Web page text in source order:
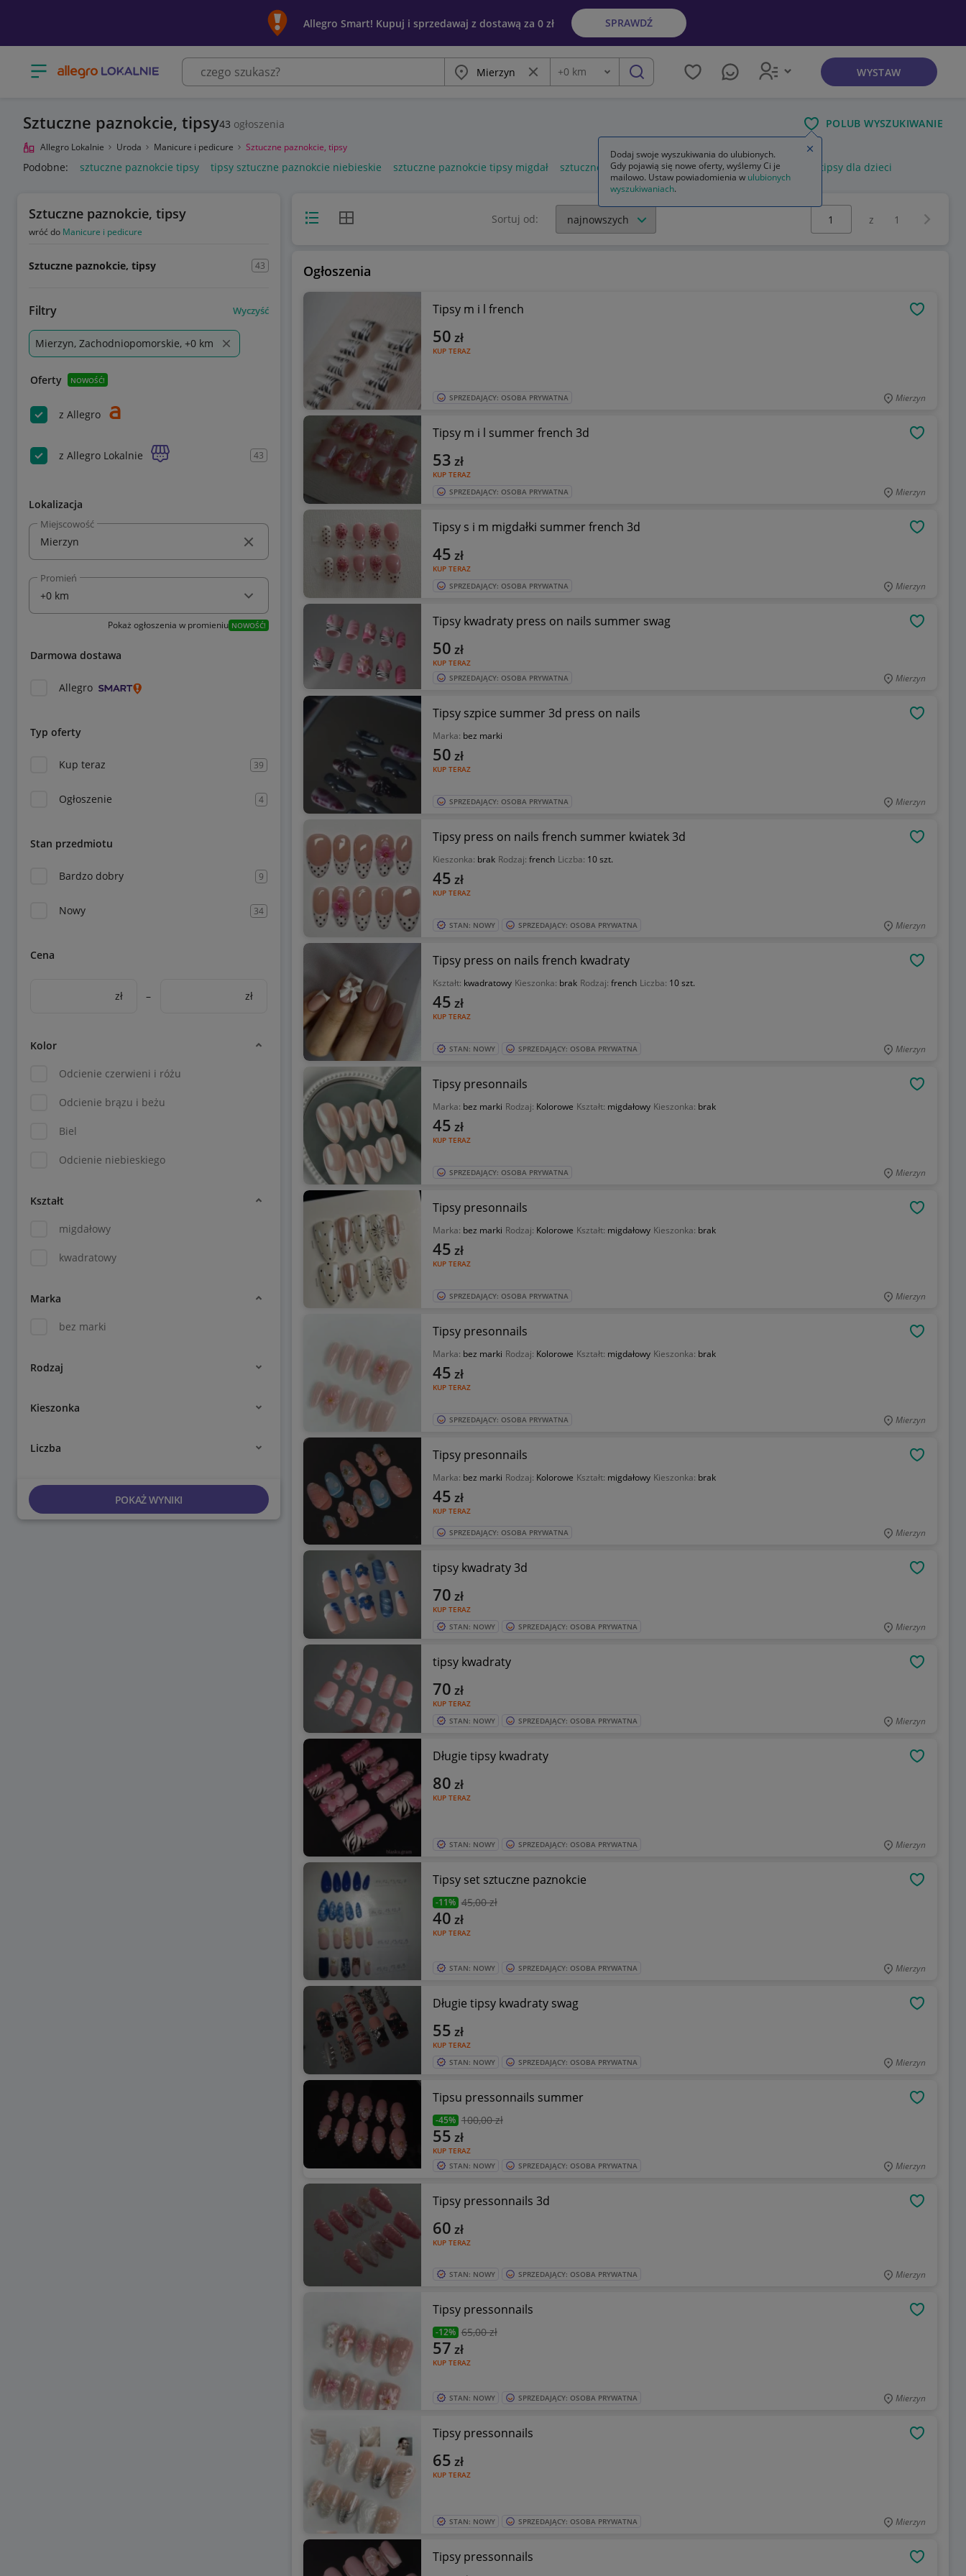
Allegro Smart! Kupuj i sprzedawaj z dostawą za 0 zł SPRAWDŹ
Otwórz menu z kategoriami Miasto Wyczyść frazę
Odległość
+0 km szukaj WYSTAW
Sztuczne paznokcie, tipsy43 ogłoszenia POLUB WYSZUKIWANIE
Allegro Lokalnie Uroda Manicure i pedicure Sztuczne paznokcie, tipsy
Podobne: sztuczne paznokcie tipsy tipsy sztuczne paznokcie niebieskie sztuczne paznokcie tipsy migdał sztuczne paznokcie tipsy długie sztuczne paznokcie tipsy dla dzieci
Sztuczne paznokcie, tipsy
wróć do Manicure i pedicure
Sztuczne paznokcie, tipsy 43
Filtry Wyczyść
Mierzyn, Zachodniopomorskie, +0 km
Oferty NOWOŚĆ!
z Allegro
z Allegro Lokalnie 43
Lokalizacja
Miejscowość
Promień
Pokaż ogłoszenia w promieniu NOWOŚĆ!
Darmowa dostawa
Allegro
Typ oferty
Kup teraz 39
Ogłoszenie 4
Stan przedmiotu
Bardzo dobry 9
Nowy 34
Cena
zł – zł
Kolor
Odcienie czerwieni i różu
Odcienie brązu i beżu
Biel
Odcienie niebieskiego
Kształt
migdałowy
kwadratowy
Marka
bez marki
Rodzaj
Kieszonka
Liczba
POKAŻ WYNIKI
Widok listyWidok siatki Sortuj od:
Wybierz stronę:
z 1
Ogłoszenia
Tipsy m i l french
KUP TERAZ
50 zł
SPRZEDAJĄCY: OSOBA PRYWATNA Mierzyn
Tipsy m i l summer french 3d
KUP TERAZ
53 zł
SPRZEDAJĄCY: OSOBA PRYWATNA Mierzyn
Tipsy s i m migdałki summer french 3d
KUP TERAZ
45 zł
SPRZEDAJĄCY: OSOBA PRYWATNA Mierzyn
Tipsy kwadraty press on nails summer swag
KUP TERAZ
50 zł
SPRZEDAJĄCY: OSOBA PRYWATNA Mierzyn
Tipsy szpice summer 3d press on nails
Marka: bez marki
KUP TERAZ
50 zł
SPRZEDAJĄCY: OSOBA PRYWATNA Mierzyn
Tipsy press on nails french summer kwiatek 3d
Kieszonka: brak Rodzaj: french Liczba: 10 szt.
KUP TERAZ
45 zł
STAN: NOWY SPRZEDAJĄCY: OSOBA PRYWATNA Mierzyn
Tipsy press on nails french kwadraty
Kształt: kwadratowy Kieszonka: brak Rodzaj: french Liczba: 10 szt.
KUP TERAZ
45 zł
STAN: NOWY SPRZEDAJĄCY: OSOBA PRYWATNA Mierzyn
Tipsy presonnails
Marka: bez marki Rodzaj: Kolorowe Kształt: migdałowy Kieszonka: brak
KUP TERAZ
45 zł
SPRZEDAJĄCY: OSOBA PRYWATNA Mierzyn
Tipsy presonnails
Marka: bez marki Rodzaj: Kolorowe Kształt: migdałowy Kieszonka: brak
KUP TERAZ
45 zł
SPRZEDAJĄCY: OSOBA PRYWATNA Mierzyn
Tipsy presonnails
Marka: bez marki Rodzaj: Kolorowe Kształt: migdałowy Kieszonka: brak
KUP TERAZ
45 zł
SPRZEDAJĄCY: OSOBA PRYWATNA Mierzyn
Tipsy presonnails
Marka: bez marki Rodzaj: Kolorowe Kształt: migdałowy Kieszonka: brak
KUP TERAZ
45 zł
SPRZEDAJĄCY: OSOBA PRYWATNA Mierzyn
tipsy kwadraty 3d
KUP TERAZ
70 zł
STAN: NOWY SPRZEDAJĄCY: OSOBA PRYWATNA Mierzyn
tipsy kwadraty
KUP TERAZ
70 zł
STAN: NOWY SPRZEDAJĄCY: OSOBA PRYWATNA Mierzyn
Długie tipsy kwadraty
KUP TERAZ
80 zł
STAN: NOWY SPRZEDAJĄCY: OSOBA PRYWATNA Mierzyn
Tipsy set sztuczne paznokcie
-11% 45,00 zł
KUP TERAZ
40 zł
STAN: NOWY SPRZEDAJĄCY: OSOBA PRYWATNA Mierzyn
Długie tipsy kwadraty swag
KUP TERAZ
55 zł
STAN: NOWY SPRZEDAJĄCY: OSOBA PRYWATNA Mierzyn
Tipsu pressonnails summer
-45% 100,00 zł
KUP TERAZ
55 zł
STAN: NOWY SPRZEDAJĄCY: OSOBA PRYWATNA Mierzyn
Tipsy pressonnails 3d
KUP TERAZ
60 zł
STAN: NOWY SPRZEDAJĄCY: OSOBA PRYWATNA Mierzyn
Tipsy pressonnails
-12% 65,00 zł
KUP TERAZ
57 zł
STAN: NOWY SPRZEDAJĄCY: OSOBA PRYWATNA Mierzyn
Tipsy pressonnails
KUP TERAZ
65 zł
STAN: NOWY SPRZEDAJĄCY: OSOBA PRYWATNA Mierzyn
Tipsy pressonnails
Dodaj swoje wyszukiwania do ulubionych.
Gdy pojawią się nowe oferty, wyślemy Ci je
mailowo. Ustaw powiadomienia w ulubionych
wyszukiwaniach.
Zamknij wskazówkę